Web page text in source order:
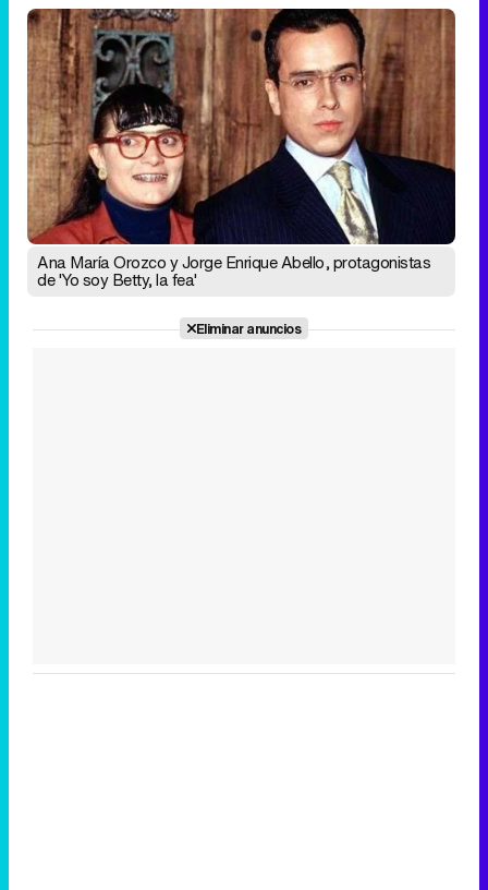
Ana María Orozco y Jorge Enrique Abello, protagonistas
de 'Yo soy Betty, la fea'
Eliminar anuncios